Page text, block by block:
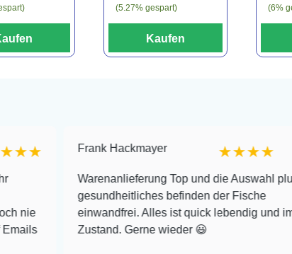
(5.27% gespart)
Kaufen
(6%
Frank Hackmayer ★★★★
Warenanlieferung Top und die Auswahl plus
gesundheitliches befinden der Fische
einwandfrei. Alles ist quick lebendig und im super
Zustand. Gerne wieder 😃